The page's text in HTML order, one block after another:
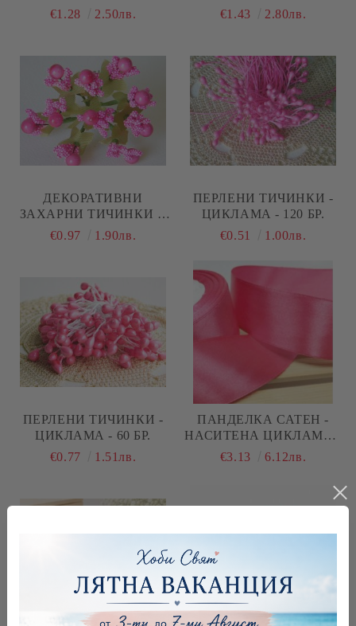
НАСИТЕНА ЦИКЛАМА -
€1.28 2.50лв.
€1.43
2.80лв.
ДЕКОРАТИВНИ
ЗАХАРНИ ТИЧИНКИ С
ТОПЧЕ - ЦИКЛАМА - 10
€0.97 1.90лв.
ПЕРЛЕНИ ТИЧИНКИ -
ЦИКЛАМА - 120 БР.
€0.51
1.00лв.
ПЕРЛЕНИ ТИЧИНКИ -
ЦИКЛАМА - 60 БР.
€0.77
1.51лв.
ПАНДЕЛКА САТЕН -
НАСИТЕНА ЦИКЛАМА -
10 М №23
€3.13 6.12лв.